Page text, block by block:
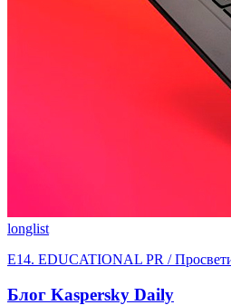
longlist
E14. EDUCATIONAL PR /
Блог Kaspersky Daily